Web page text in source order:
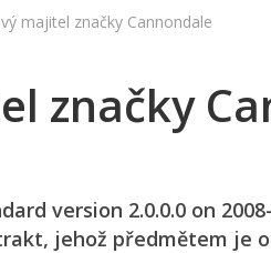
majitel značky Cannondale
značky
version 2.0.0.0 on
jehož předmětem je